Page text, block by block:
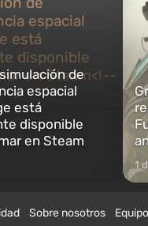
de
espacial
está
disponible
en Steam
1
Sobre nosotros Equipo